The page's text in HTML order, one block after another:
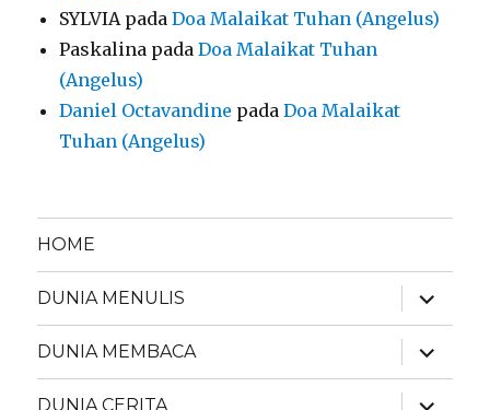
SYLVIA padaDoa Malaikat Tuhan (Angelus)
Paskalina padaDoa Malaikat Tuhan
(Angelus)
Daniel Octavandine padaDoa Malaikat
Tuhan (Angelus)
HOME
DUNIA MENULIS
expand
child
menu
DUNIA MEMBACA
expand
child
menu
DUNIA CERITA
expand